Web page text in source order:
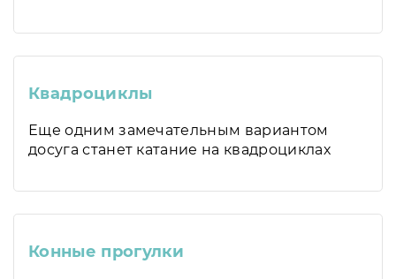
Квадроциклы
Еще одним замечательным вариантом
досуга станет катание на квадроциклах
Конные прогулки